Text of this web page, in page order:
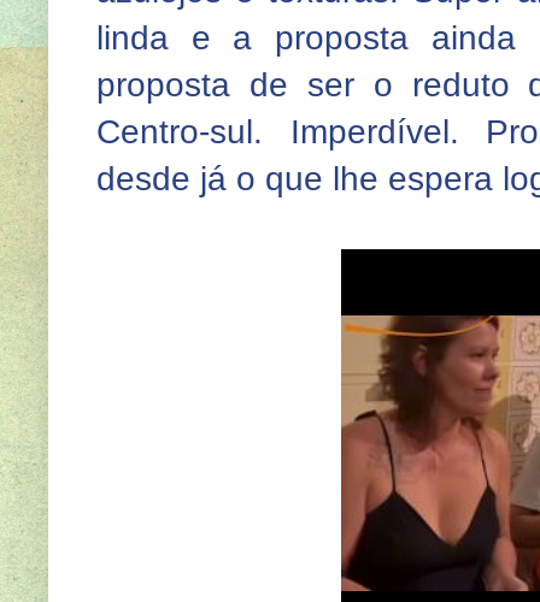
linda e a proposta
proposta de ser o reduto
Centro-sul. Imperdível.
desde já o que lhe espera